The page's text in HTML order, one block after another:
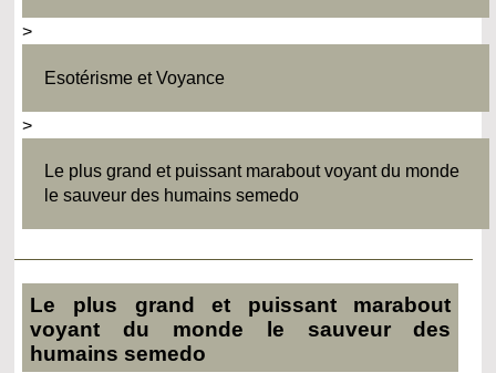
>
Esotérisme et Voyance
>
Le plus grand et puissant marabout voyant du monde
le sauveur des humains semedo
Le plus grand et puissant marabout
voyant du monde le sauveur des
humains semedo